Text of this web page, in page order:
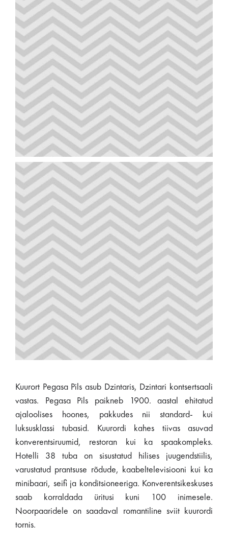
Kuurort Pegasa Pils asub Dzintaris, Dzintari kontsertsaali
vastas. Pegasa Pils paikneb 1900. aastal ehitatud
ajaloolises hoones, pakkudes nii standard- kui
luksusklassi tubasid. Kuurordi kahes tiivas asuvad
konverentsiruumid, restoran kui ka spaakompleks.
Hotelli 38 tuba on sisustatud hilises juugendstiilis,
varustatud prantsuse rõdude, kaabeltelevisiooni kui ka
minibaari, seifi ja konditsioneeriga. Konverentsikeskuses
saab korraldada üritusi kuni 100 inimesele.
Noorpaaridele on saadaval romantiline sviit kuurordi
tornis.